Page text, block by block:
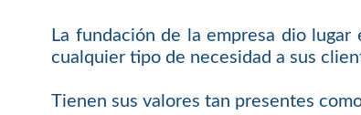
La fundación de la empresa dio
cualquier tipo de necesidad a sus
Tienen sus valores tan presentes